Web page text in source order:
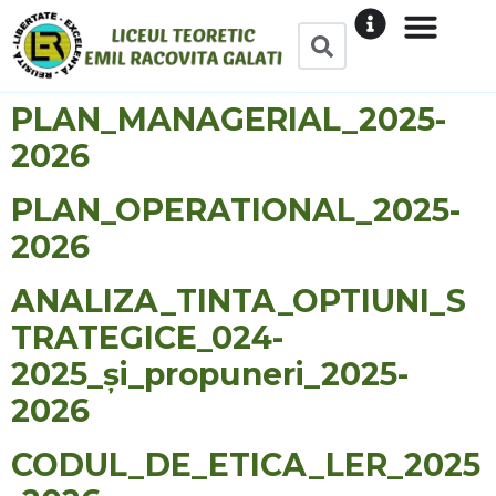
conținut
PLAN_MANAGERIAL_2025-
2026
PLAN_OPERATIONAL_2025-
2026
ANALIZA_TINTA_OPTIUNI_S
TRATEGICE_024-
2025_și_propuneri_2025-
2026
CODUL_DE_ETICA_LER_2025